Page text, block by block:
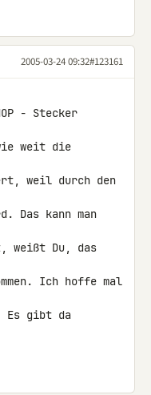
2005-03-24 09:32#123161
- Stecker
weit die
weil durch den
Das kann man
weißt Du, das
Ich hoffe mal
Es gibt da